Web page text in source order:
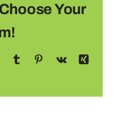
Your
Tumblr Pinterest
Vk
Xing